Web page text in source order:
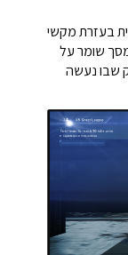
בעזרת מקשי
שומר על
שבו נעשה